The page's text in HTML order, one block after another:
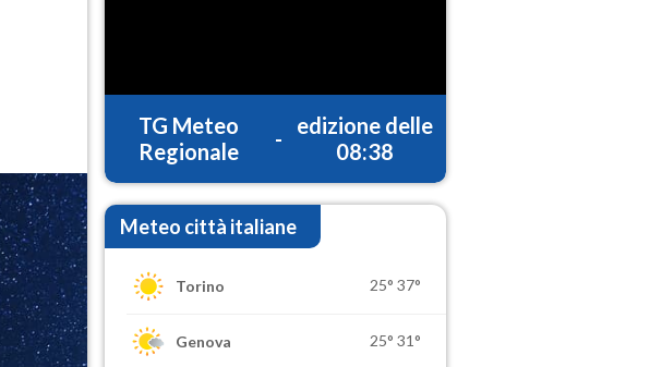
TG Meteo
Regionale
-
edizione delle
08:38
Meteo città italiane
Torino 25° 37°
Genova 25° 31°